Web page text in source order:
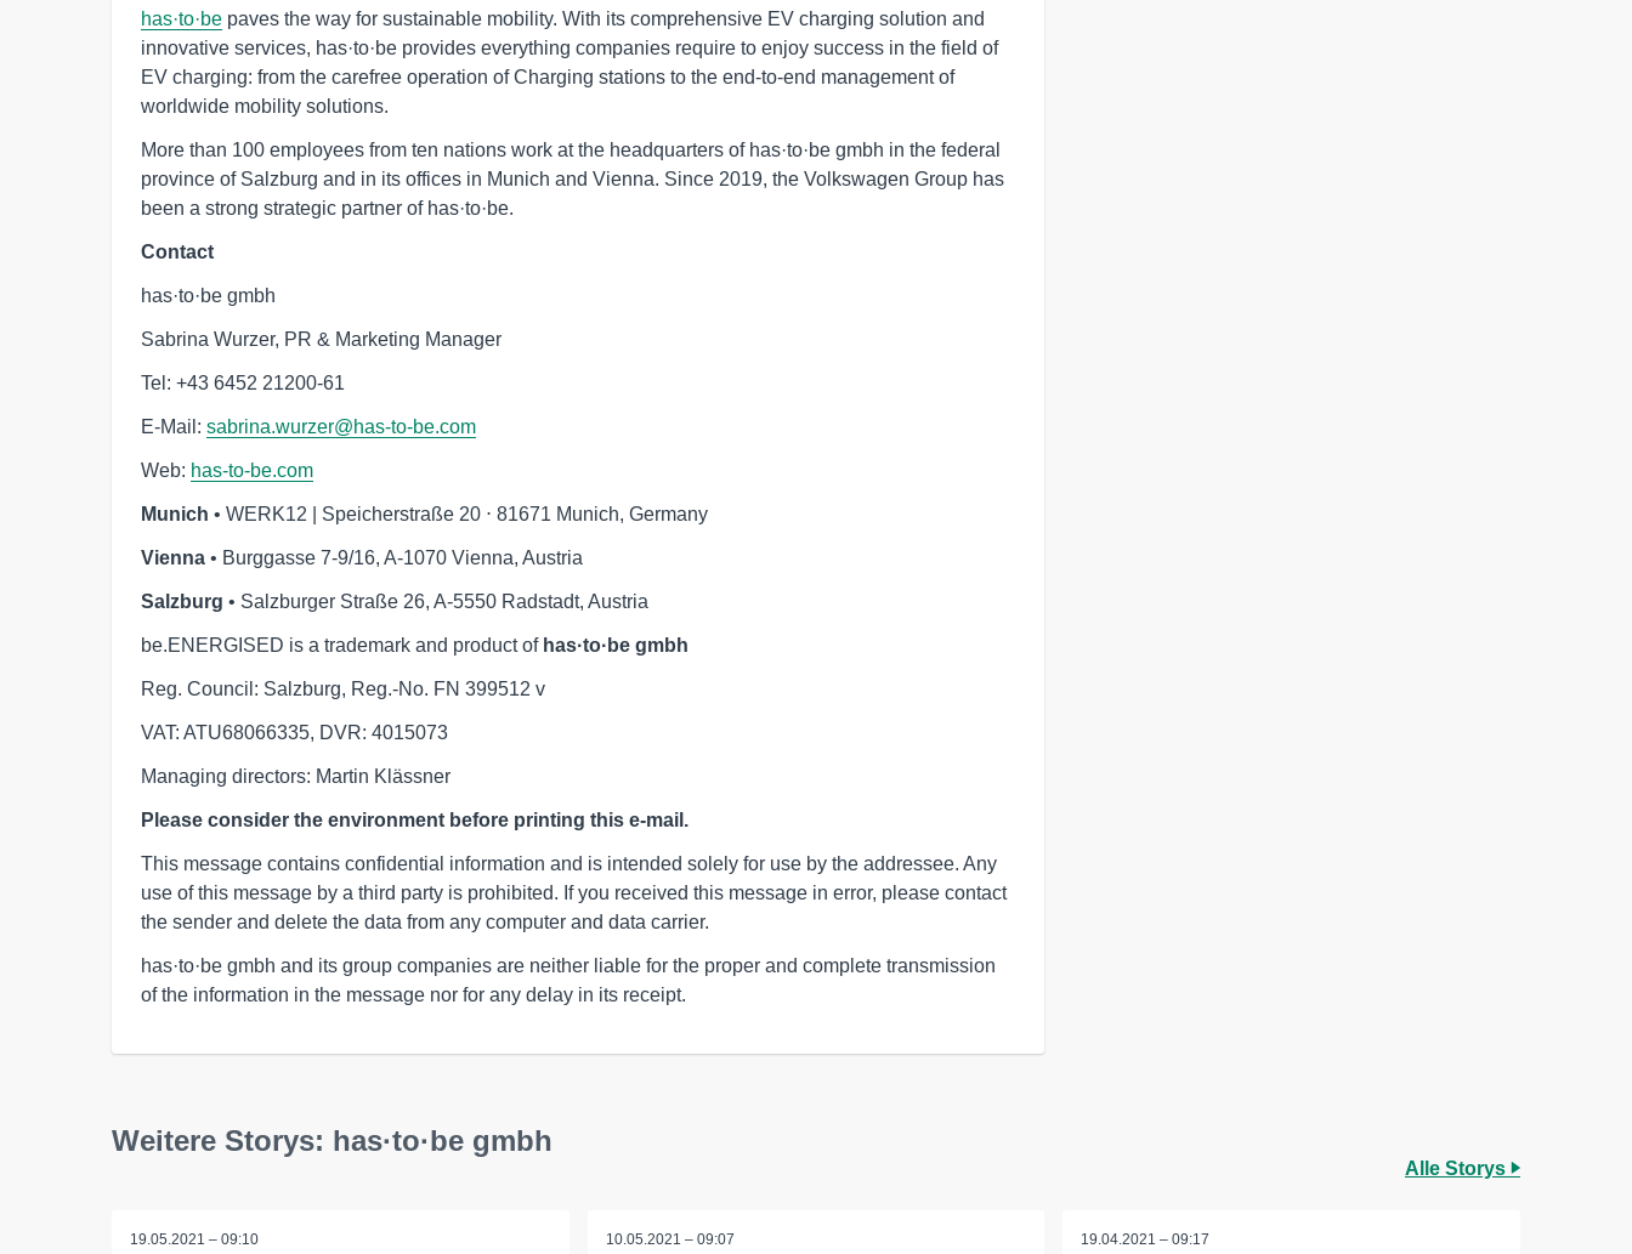
has·to·be paves the way for sustainable mobility. With its comprehensive EV charging solution and
innovative services, has·to·be provides everything companies require to enjoy success in the field of
EV charging: from the carefree operation of Charging stations to the end-to-end management of
worldwide mobility solutions.
More than 100 employees from ten nations work at the headquarters of has·to·be gmbh in the federal
province of Salzburg and in its offices in Munich and Vienna. Since 2019, the Volkswagen Group has
been a strong strategic partner of has·to·be.
Contact
has·to·be gmbh
Sabrina Wurzer, PR & Marketing Manager
Tel: +43 6452 21200-61
E-Mail: sabrina.wurzer@has-to-be.com
Web: has-to-be.com
Munich • WERK12 | Speicherstraße 20 ⋅ 81671 Munich, Germany
Vienna • Burggasse 7-9/16, A-1070 Vienna, Austria
Salzburg • Salzburger Straße 26, A-5550 Radstadt, Austria
be.ENERGISED is a trademark and product of has·to·be gmbh
Reg. Council: Salzburg, Reg.-No. FN 399512 v
VAT: ATU68066335, DVR: 4015073
Managing directors: Martin Klässner
Please consider the environment before printing this e-mail.
This message contains confidential information and is intended solely for use by the addressee. Any
use of this message by a third party is prohibited. If you received this message in error, please contact
the sender and delete the data from any computer and data carrier.
has·to·be gmbh and its group companies are neither liable for the proper and complete transmission
of the information in the message nor for any delay in its receipt.
Weitere Storys: has·to·be gmbh
Alle Storys
19.05.2021 – 09:10 10.05.2021 – 09:07 19.04.2021 – 09:17